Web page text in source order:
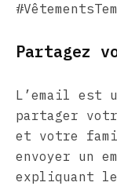
Partagez
L’email est
partager
et votre
envoyer un
expliquant